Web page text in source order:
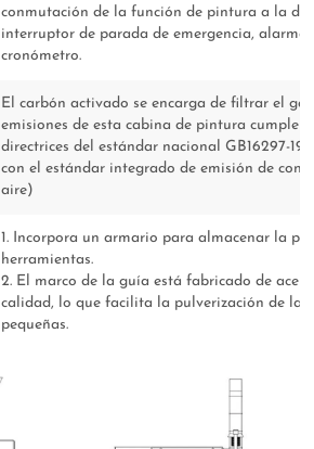
conmutación de la función de pintura a la de
interruptor de parada de emergencia, alarma
cronómetro.
El carbón activado se encarga de filtrar el
emisiones de esta cabina de pintura cumplen
directrices del estándar nacional GB16297-
con el estándar integrado de emisión de
aire)
1. Incorpora un armario para almacenar la
herramientas.
2. El marco de la guía está fabricado de
calidad, lo que facilita la pulverización de las
pequeñas.